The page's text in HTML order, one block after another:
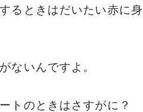
るときはだいたい赤に身
ないんですよ。
トのときはさすがに？